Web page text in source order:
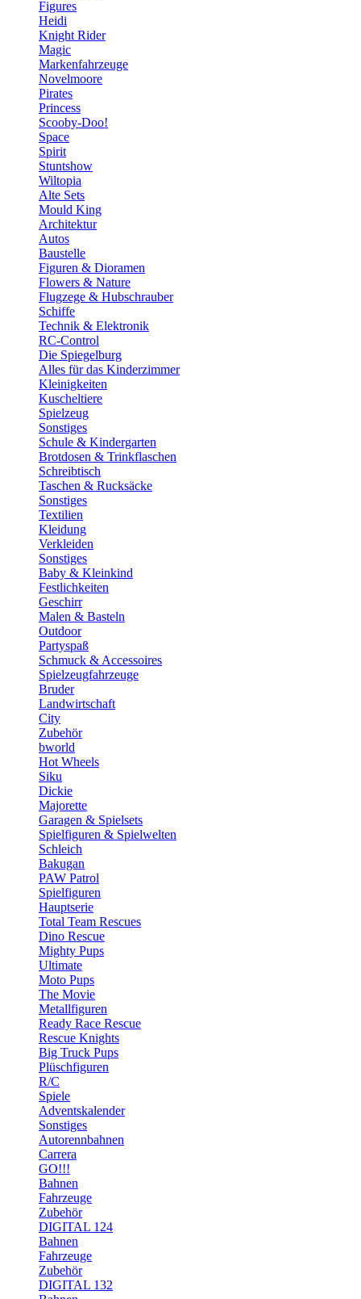
Figures
Heidi
Knight Rider
Magic
Markenfahrzeuge
Novelmoore
Pirates
Princess
Scooby-Doo!
Space
Spirit
Stuntshow
Wiltopia
Alte Sets
Mould King
Architektur
Autos
Baustelle
Figuren & Dioramen
Flowers & Nature
Flugzege & Hubschrauber
Schiffe
Technik & Elektronik
RC-Control
Die Spiegelburg
Alles für das Kinderzimmer
Kleinigkeiten
Kuscheltiere
Spielzeug
Sonstiges
Schule & Kindergarten
Brotdosen & Trinkflaschen
Schreibtisch
Taschen & Rucksäcke
Sonstiges
Textilien
Kleidung
Verkleiden
Sonstiges
Baby & Kleinkind
Festlichkeiten
Geschirr
Malen & Basteln
Outdoor
Partyspaß
Schmuck & Accessoires
Spielzeugfahrzeuge
Bruder
Landwirtschaft
City
Zubehör
bworld
Hot Wheels
Siku
Dickie
Majorette
Garagen & Spielsets
Spielfiguren & Spielwelten
Schleich
Bakugan
PAW Patrol
Spielfiguren
Hauptserie
Total Team Rescues
Dino Rescue
Mighty Pups
Ultimate
Moto Pups
The Movie
Metallfiguren
Ready Race Rescue
Rescue Knights
Big Truck Pups
Plüschfiguren
R/C
Spiele
Adventskalender
Sonstiges
Autorennbahnen
Carrera
GO!!!
Bahnen
Fahrzeuge
Zubehör
DIGITAL 124
Bahnen
Fahrzeuge
Zubehör
DIGITAL 132